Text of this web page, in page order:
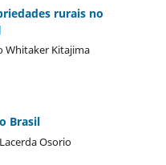
rurais no
Whitaker Kitajima
Brasil
Osorio